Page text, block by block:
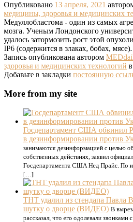
Опубликовано 13 апреля, 2021
медицины, здоровья и медицинских
Медуллобластома - один из самых
мозга. Ученым Лондонского
удалось затормозить рост этой
IP6 (содержится в злаках, бобах, мясе).
Запись опубликована автором
здоровья и медицинских технологий
Добавьте в закладки постоянную
More from my site
Госдепартамент США обвинил
в дезинформировании против
занимаются дезинформацией с целью
собственных действиях, заявил
Госдепартамента США Нед Прайс. По
[…]
ТНТ удалил из стендапа Павла
шутку о дворце (ВИДЕО) В
рассказал, что его одолевали звонками